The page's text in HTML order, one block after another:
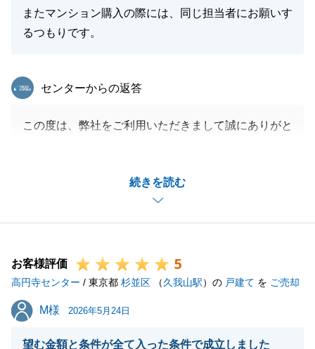
またマンション購入の際には、同じ担当者にお願いす
るつもりです。
続きを読む
東急リバブル
センターからの返答
この度は、弊社をご利用いただきまして誠にありがと
協力頂いたお陰で、無事にお引渡を迎えることができ
ありがとうございました。
思いますので、今後とも宜しくお願い致します。
お客様評価 5
高円寺センター / 東京都 杉並区 （久我山駅）の 戸建て を ご売却
M様
M様 2026年5月24日
望む金額と条件が全て入った条件で成立しました